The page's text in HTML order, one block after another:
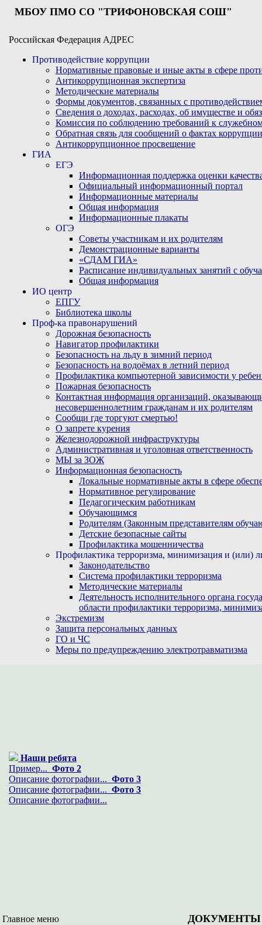
МБОУ ПМО СО "ТРИФОНОВСКАЯ СОШ"
Российская Федерация АДРЕС
Противодействие коррупции
Нормативные правовые и иные акты в сфере
Антикоррупционная экспертиза
Методические материалы
Формы документов, связанных с
Сведения о доходах, расходах, об имуществе и
Комиссия по соблюдению требований к
Обратная связь для сообщений о фактах коррупции
Антикоррупционное просвещение
ГИА
ЕГЭ
Информационная поддержка оценки
Официальный информационный портал
Информационные материалы
Общая информация
Информационные плакаты
ОГЭ
Советы участникам и их родителям
Демонстрационные варианты
«СДАМ ГИА»
Расписание индивидуальных занятий с
Общая информация
ИО центр
ЕПГУ
Библиотека школы
Проф-ка правонарушений
Дорожная безопасность
Навигатор профилактики
Безопасность на льду в зимний период
Безопасность на водоёмах в летний период
Профилактика компьютерной зависимости у
Пожарная безопасность
Контактная информация организаций,
несовершеннолетним гражданам и их родителям
Сообщи где торгуют смертью!
О запрете курения
Железнодорожной инфраструктуры
Административная и уголовная ответственность
МЫ за ЗОЖ
Информационная безопасность
Локальные нормативные акты в сфере
Нормативное регулирование
Педагогическим работникам
Обучающимся
Родителям (Законным представителям
Детские безопасные сайты
Профилактика мошенничества
Профилактика терроризма, минимизация и (или)
Законодательство
Система профилактики терроризма
Методические материалы
Деятельность исполнительного органа
области профилактики терроризма,
Экстремизм
Защита персональных данных
ГО и ЧС
Меры по предупреждению электротравматизма
Наши ребята
Пример... Фото 2
Описание фотографии... Фото 3
Описание фотографии... Фото 3
Описание фотографии...
Главное меню
ДОКУМЕНТЫ